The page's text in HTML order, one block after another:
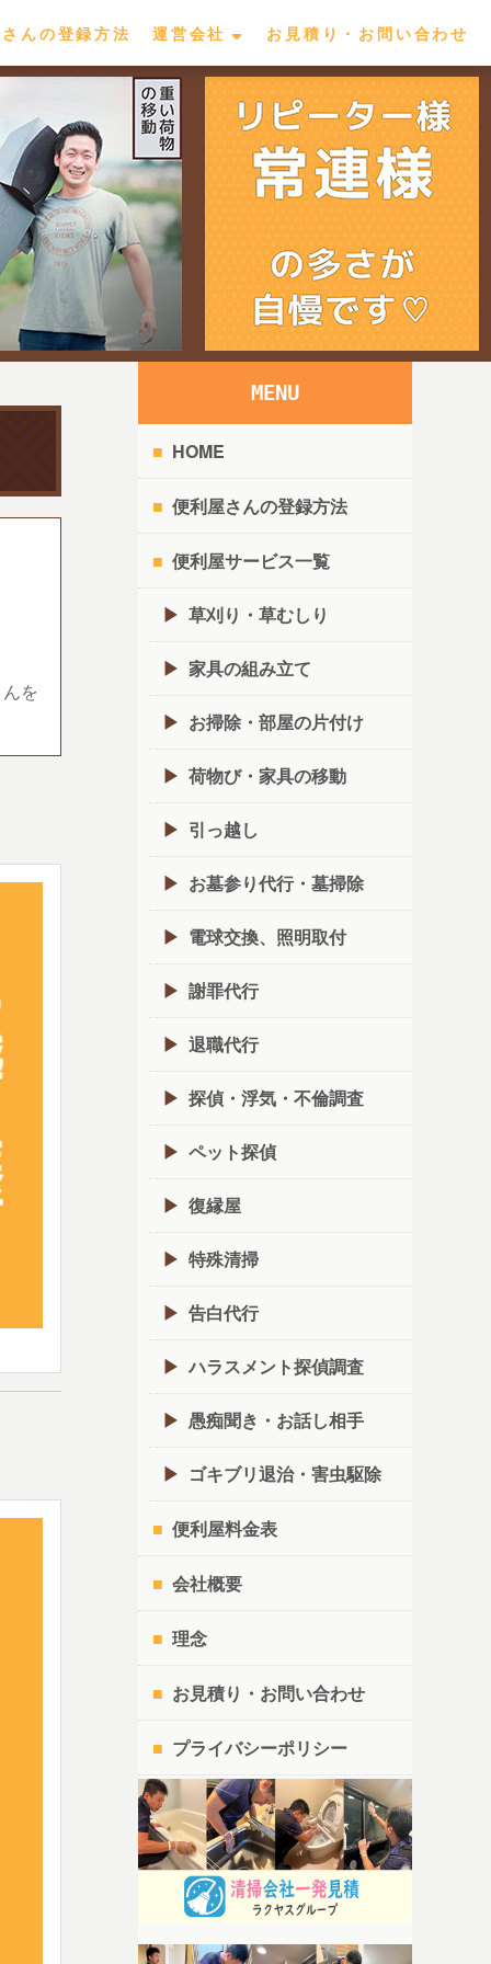
んの登録方法 運営会社 お見積り・お問い合わせ
を
MENU
HOME
便利屋さんの登録方法
便利屋サービス一覧
草刈り・草むしり
家具の組み立て
お掃除・部屋の片付け
荷物び・家具の移動
引っ越し
お墓参り代行・墓掃除
電球交換、照明取付
謝罪代行
退職代行
探偵・浮気・不倫調査
ペット探偵
復縁屋
特殊清掃
告白代行
ハラスメント探偵調査
愚痴聞き・お話し相手
ゴキブリ退治・害虫駆除
便利屋料金表
会社概要
理念
お見積り・お問い合わせ
プライバシーポリシー